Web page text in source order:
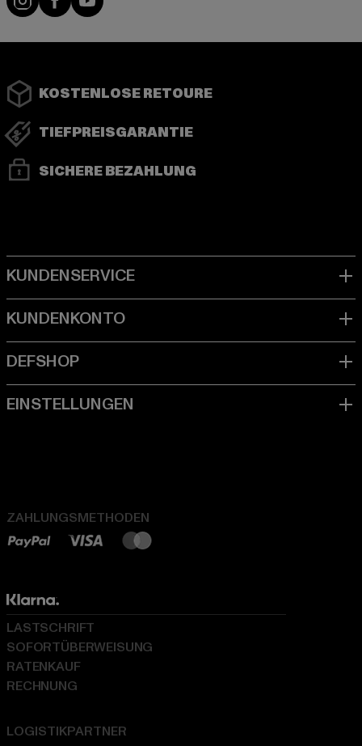
KOSTENLOSE RETOURE
TIEFPREISGARANTIE
SICHERE BEZAHLUNG
ZAHLUNGSMETHODEN
LOGISTIKPARTNER
LASTSCHRIFT
SOFORTÜBERWEISUNG
RATENKAUF
RECHNUNG